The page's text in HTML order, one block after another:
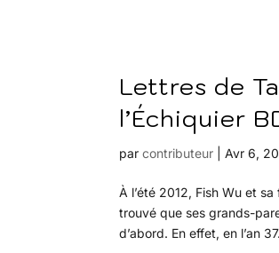
Lettres de
l’Échiquier
parcontributeur |Avr 6,
À l’été 2012, Fish Wu et
trouvé que ses grands-
d’abord. En effet, en l’an